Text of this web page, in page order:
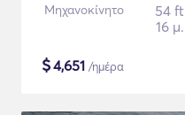
Μηχανοκίνητο
54 ft
16 μ.
$4,651 /ημέρα